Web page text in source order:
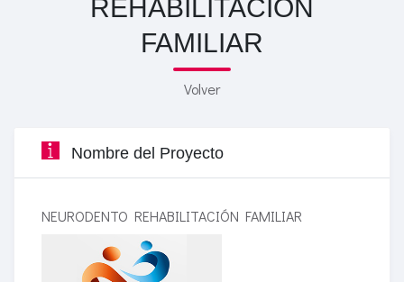
REHABILITACIÓN
FAMILIAR
Volver
Nombre del Proyecto
NEURODENTO REHABILITACIÓN FAMILIAR